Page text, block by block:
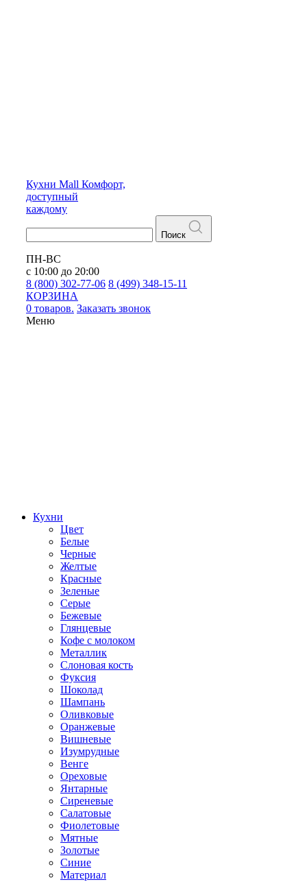
Кухни Mall Комфорт,
доступный
каждому
Поиск
ПН-ВС
с 10:00 до 20:00
8 (800) 302-77-06 8 (499) 348-15-11
КОРЗИНА
0 товаров. Заказать звонок
Меню
Кухни
Цвет
Белые
Черные
Желтые
Красные
Зеленые
Серые
Бежевые
Глянцевые
Кофе с молоком
Металлик
Слоновая кость
Фуксия
Шоколад
Шампань
Оливковые
Оранжевые
Вишневые
Изумрудные
Венге
Ореховые
Янтарные
Сиреневые
Салатовые
Фиолетовые
Мятные
Золотые
Синие
Материал